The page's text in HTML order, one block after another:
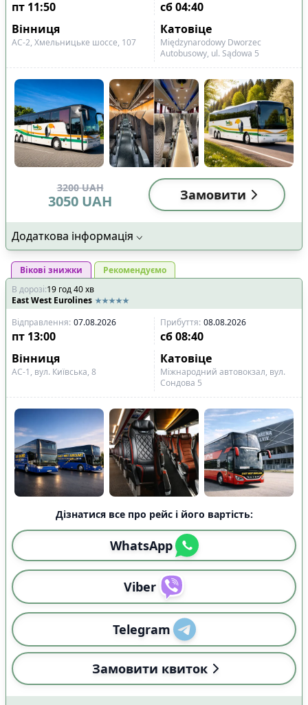
пт 11:50 сб 04:40
Вінниця
Катовіце
АС-2, Хмельницьке шоссе, 107
Międzynarodowy Dworzec
Autobusowy, ul. Sądowa 5
3200 UAH
3050 UAH Замовити
Додаткова інформація
Вікові знижки
Рекомендуємо
В дорозі:19 год40хв
East West Eurolines
Відправлення: 07.08.2026 Прибуття: 08.08.2026
пт 13:00 сб 08:40
Вінниця
Катовіце
АС-1, вул. Київська, 8
Міжнародний автовокзал, вул.
Сондова 5
Дізнатися все про рейс і його вартість:
WhatsApp
Viber
Telegram
Замовити квиток